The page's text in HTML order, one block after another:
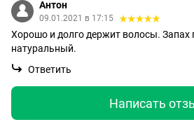
Антон
09.01.2021 в 17:15
Хорошо и долго держит волосы. Запах
натуральный.
Ответить
Написать